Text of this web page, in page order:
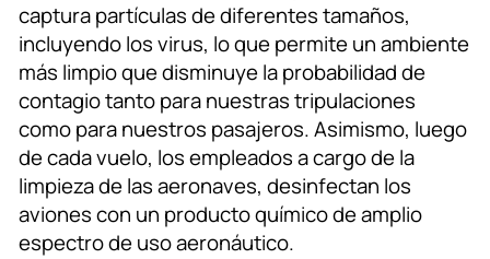
captura partículas de diferentes tamaños,
incluyendo los virus, lo que permite un ambiente
más limpio que disminuye la probabilidad de
contagio tanto para nuestras tripulaciones
como para nuestros pasajeros. Asimismo, luego
de cada vuelo, los empleados a cargo de la
limpieza de las aeronaves, desinfectan los
aviones con un producto químico de amplio
espectro de uso aeronáutico.